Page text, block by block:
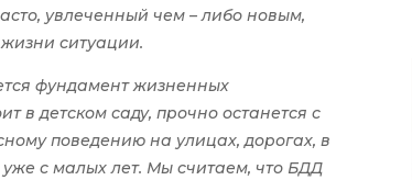
увлеченный чем – либо новым,
ситуации.
фундамент жизненных
в детском саду, прочно останется с
поведению на улицах, дорогах, в
с малых лет. Мы считаем, что БДД